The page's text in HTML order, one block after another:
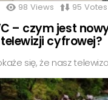
98 Views 95 Votes
– czym jest
cyfrowej?
się, że nasz